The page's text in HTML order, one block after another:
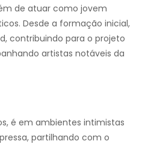
de atuar como jovem
Desde a formação inicial,
contribuindo para o projeto
artistas notáveis da
é em ambientes intimistas
partilhando com o